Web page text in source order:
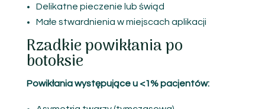
Delikatne pieczenie lub świąd
Małe stwardnienia w miejscach aplikacji
Rzadkie powikłania po
botoksie
Powikłania występujące u <1% pacjentów: